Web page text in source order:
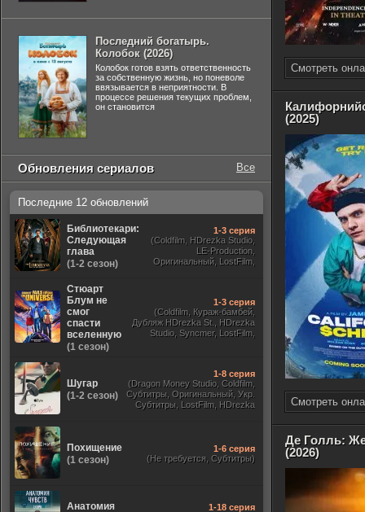
Смотреть
(2025)
Смотреть
Де Голль:
(2026)
Последний богатырь.
Колобок (2026)
Колобок готов взять ответственность
за собственную жизнь, но поневоле
ввязывается в неприятности. В
процессе решения текущих проблем,
он становится
Обновления сериалов Все
Последние 12 обновлений
Библиотекари:
Следующая
глава
(1-2 сезон)
1-3 серия
(Coldfilm, HDrezka Studio,
LE-Production,
Оригинальный, LostFilm,
Стюарт
Блум не
смог
спасти
вселенную
(1 сезон)
1-3 серия
(Coldfilm, Кураж-бамбей,
Дубляж HDrezka St., HDrezka
Studio, Syncmer, LostFilm,
Шугар
(1-2 сезон)
1-8 серия
(Dragon Money Studio, Coldfilm,
Субтитры, Оригинальный, Укр.
Субтитры, LostFilm, HDrezka
Похищение
(1 сезон)
1-6 серия
(Не требуется, Субтитры)
Анатомия
1-18 серия